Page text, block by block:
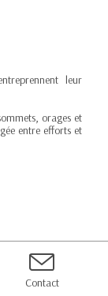
leur
orages et
entre efforts et
Contact